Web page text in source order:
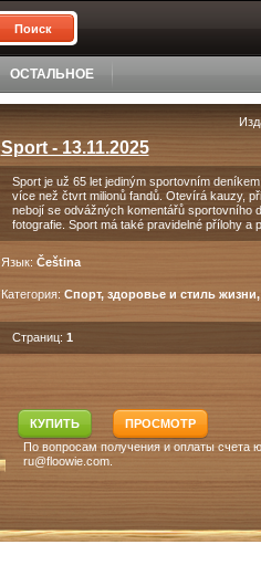
Поиск
ОСТАЛЬНОЕ
Sport - 13.11.2025
Sport je už 65 let jediným sportovním
více než čtvrt milionů fandů. Otevírá kauzy,
nebojí se odvážných komentářů sportovního
fotografie. Sport má také pravidelné přílohy a
Язык: Čeština
Категория: Спорт, здоровье и стиль жизни,
Страниц: 1
КУПИТЬ
ПРОСМОТР
По вопросам получения и оплаты счета
ru@floowie.com.